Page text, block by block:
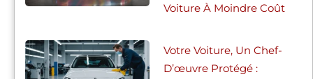
Voiture À Moindre Coût
Votre Voiture, Un Chef-
D’œuvre Protégé :